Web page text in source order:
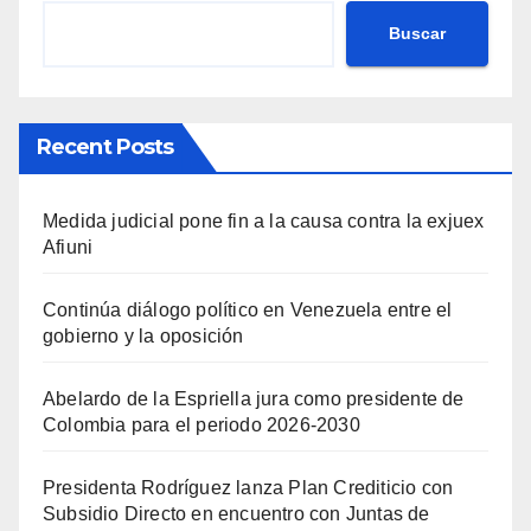
Buscar
Recent Posts
Medida judicial pone fin a la causa contra la exjuex
Afiuni
Continúa diálogo político en Venezuela entre el
gobierno y la oposición
Abelardo de la Espriella jura como presidente de
Colombia para el periodo 2026-2030
Presidenta Rodríguez lanza Plan Crediticio con
Subsidio Directo en encuentro con Juntas de